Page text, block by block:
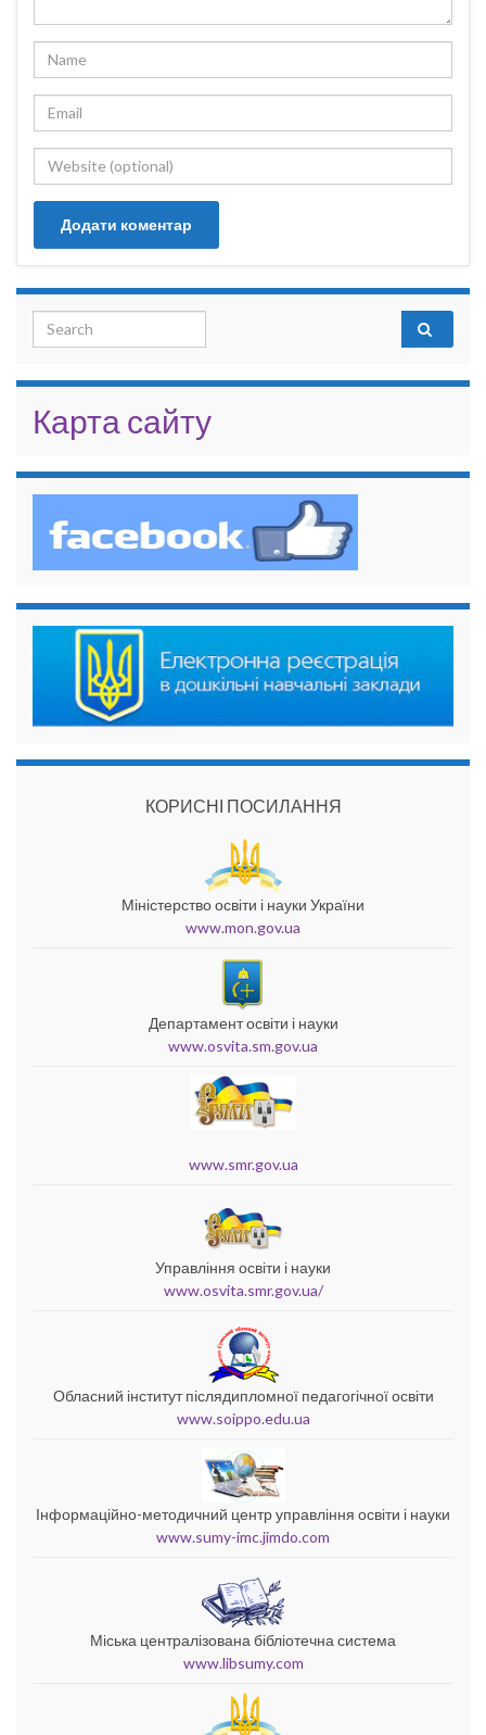
Search for:
Карта сайту
КОРИСНІ ПОСИЛАННЯ
Міністерство освіти і науки України
www.mon.gov.ua
Департамент освіти і науки
www.osvita.sm.gov.ua
www.smr.gov.ua
Управління освіти і науки
www.osvita.smr.gov.ua/
Обласний інститут післядипломної педагогічної освіти
www.soippo.edu.ua
Інформаційно-методичний центр управління освіти і науки
www.sumy-imc.jimdo.com
Міська централізована бібліотечна система
www.libsumy.com